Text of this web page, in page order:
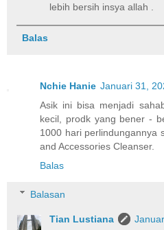
lebih bersih insya allah .
Balas
Nchie Hanie Januari 31,
Asik ini bisa menjadi
kecil, prodk yang bener -
1000 hari perlindungannya
and Accessories Cleanser.
Balas
Balasan
Tian Lustiana